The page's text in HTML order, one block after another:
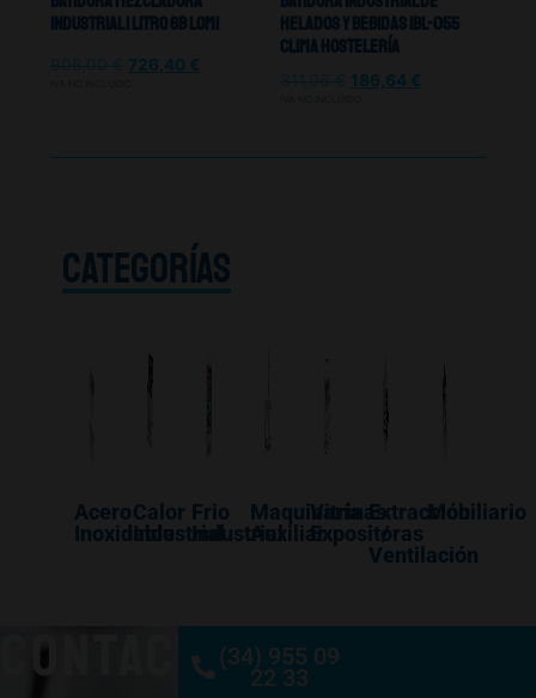
Industrial 1 Litro 6b Lomi
726,40 €
Helados y Bebidas Ibl-055
Clima Hostelería
186,64 €
CATEGORÍAS
Acero
Inoxidable
Calor
Industrial
Frio
Industrial
Maquinaría
Auxiliar
Vitrinas
Expositoras
Extracción
/
Ventilación
Mobiliario
CONTACTO(34) 955 09
22 33